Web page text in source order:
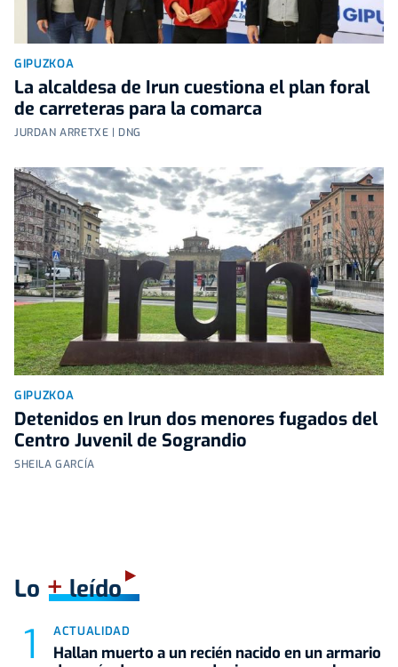
GIPUZKOA
La alcaldesa de Irun cuestiona el plan foral
de carreteras para la comarca
JURDAN ARRETXE | DNG
GIPUZKOA
Detenidos en Irun dos menores fugados del
Centro Juvenil de Sograndio
SHEILA GARCÍA
Lo +leído
ACTUALIDAD
Hallan muerto a un recién nacido en un armario